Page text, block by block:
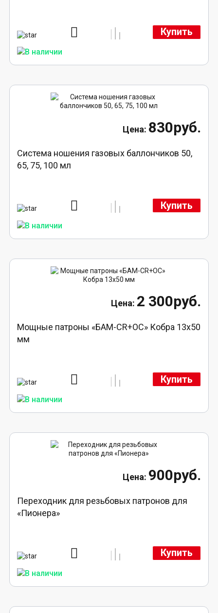
Купить
830руб.
Система ношения газовых баллончиков 50,
65, 75, 100 мл
Купить
2 300руб.
Мощные патроны «БАМ-CR+ОС» Кобра 13х50
мм
Купить
900руб.
Переходник для резьбовых патронов для
«Пионера»
Купить